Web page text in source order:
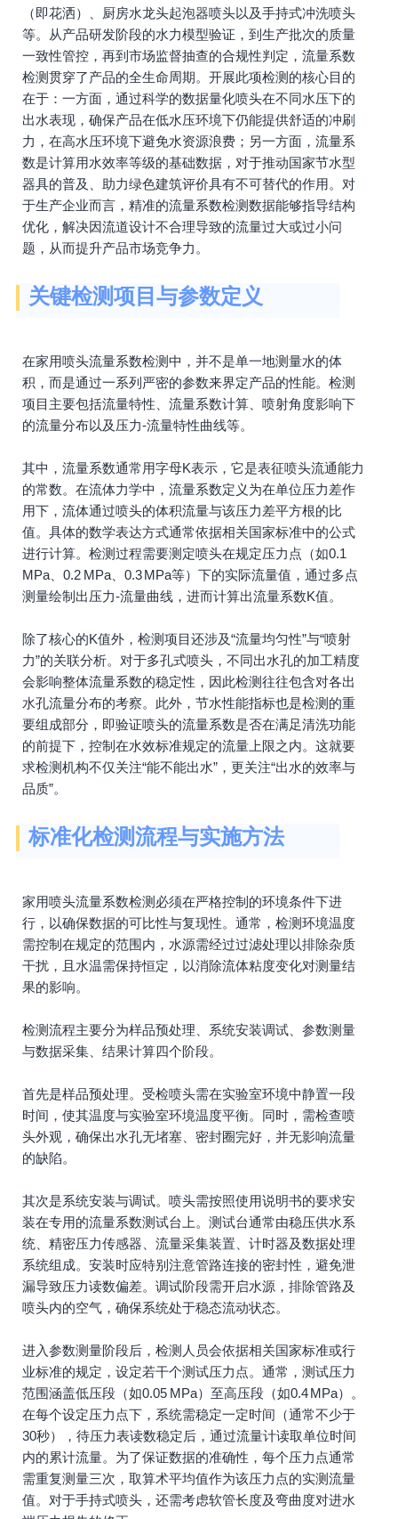
（即花洒）、厨房水龙头起泡器喷头以及手持式冲洗喷头
等。从产品研发阶段的水力模型验证，到生产批次的质量
一致性管控，再到市场监督抽查的合规性判定，流量系数
检测贯穿了产品的全生命周期。开展此项检测的核心目的
在于：一方面，通过科学的数据量化喷头在不同水压下的
出水表现，确保产品在低水压环境下仍能提供舒适的冲刷
力，在高水压环境下避免水资源浪费；另一方面，流量系
数是计算用水效率等级的基础数据，对于推动国家节水型
器具的普及、助力绿色建筑评价具有不可替代的作用。对
于生产企业而言，精准的流量系数检测数据能够指导结构
优化，解决因流道设计不合理导致的流量过大或过小问
题，从而提升产品市场竞争力。
关键检测项目与参数定义
在家用喷头流量系数检测中，并不是单一地测量水的体
积，而是通过一系列严密的参数来界定产品的性能。检测
项目主要包括流量特性、流量系数计算、喷射角度影响下
的流量分布以及压力-流量特性曲线等。
其中，流量系数通常用字母K表示，它是表征喷头流通能力
的常数。在流体力学中，流量系数定义为在单位压力差作
用下，流体通过喷头的体积流量与该压力差平方根的比
值。具体的数学表达方式通常依据相关国家标准中的公式
进行计算。检测过程需要测定喷头在规定压力点（如0.1
MPa、0.2 MPa、0.3 MPa等）下的实际流量值，通过多点
测量绘制出压力-流量曲线，进而计算出流量系数K值。
除了核心的K值外，检测项目还涉及“流量均匀性”与“喷射
力”的关联分析。对于多孔式喷头，不同出水孔的加工精度
会影响整体流量系数的稳定性，因此检测往往包含对各出
水孔流量分布的考察。此外，节水性能指标也是检测的重
要组成部分，即验证喷头的流量系数是否在满足清洗功能
的前提下，控制在水效标准规定的流量上限之内。这就要
求检测机构不仅关注“能不能出水”，更关注“出水的效率与
品质”。
标准化检测流程与实施方法
家用喷头流量系数检测必须在严格控制的环境条件下进
行，以确保数据的可比性与复现性。通常，检测环境温度
需控制在规定的范围内，水源需经过过滤处理以排除杂质
干扰，且水温需保持恒定，以消除流体粘度变化对测量结
果的影响。
检测流程主要分为样品预处理、系统安装调试、参数测量
与数据采集、结果计算四个阶段。
首先是样品预处理。受检喷头需在实验室环境中静置一段
时间，使其温度与实验室环境温度平衡。同时，需检查喷
头外观，确保出水孔无堵塞、密封圈完好，并无影响流量
的缺陷。
其次是系统安装与调试。喷头需按照使用说明书的要求安
装在专用的流量系数测试台上。测试台通常由稳压供水系
统、精密压力传感器、流量采集装置、计时器及数据处理
系统组成。安装时应特别注意管路连接的密封性，避免泄
漏导致压力读数偏差。调试阶段需开启水源，排除管路及
喷头内的空气，确保系统处于稳态流动状态。
进入参数测量阶段后，检测人员会依据相关国家标准或行
业标准的规定，设定若干个测试压力点。通常，测试压力
范围涵盖低压段（如0.05 MPa）至高压段（如0.4 MPa）。
在每个设定压力点下，系统需稳定一定时间（通常不少于
30秒），待压力表读数稳定后，通过流量计读取单位时间
内的累计流量。为了保证数据的准确性，每个压力点通常
需重复测量三次，取算术平均值作为该压力点的实测流量
值。对于手持式喷头，还需考虑软管长度及弯曲度对进水